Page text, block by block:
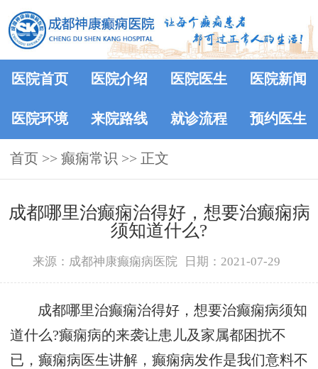
医院首页 医院介绍 医院医生 医院新闻
医院环境 来院路线 就诊流程 预约医生
首页 >> 癫痫常识 >> 正文
​成都哪里治癫痫治得好，想要治癫痫病
须知道什么?
来源：成都神康癫痫病医院 日期：2021-07-29
成都哪里治癫痫治得好，想要治癫痫病须知
道什么?癫痫病的来袭让患儿及家属都困扰不
已，癫痫病医生讲解，癫痫病发作是我们意料不